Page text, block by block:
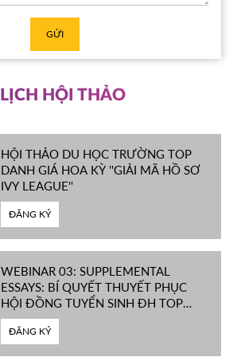
GỬI
LỊCH HỘI THẢO
HỘI THẢO DU HỌC TRƯỜNG TOP
DANH GIÁ HOA KỲ ''GIẢI MÃ HỒ SƠ
IVY LEAGUE''
ĐĂNG KÝ
WEBINAR 03: SUPPLEMENTAL
ESSAYS: BÍ QUYẾT THUYẾT PHỤC
HỘI ĐỒNG TUYỂN SINH ĐH TOP
ĐẦU MỸ
ĐĂNG KÝ